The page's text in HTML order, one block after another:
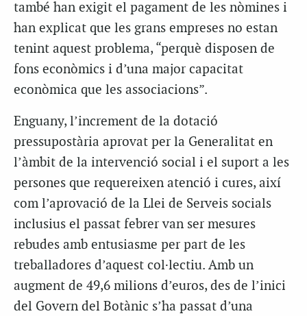
també han exigit el pagament de les nòmines i
han explicat que les grans empreses no estan
tenint aquest problema, “perquè disposen de
fons econòmics i d’una major capacitat
econòmica que les associacions”.
Enguany, l’increment de la dotació
pressupostària aprovat per la Generalitat en
l’àmbit de la intervenció social i el suport a les
persones que requereixen atenció i cures, així
com l’aprovació de la Llei de Serveis socials
inclusius el passat febrer van ser mesures
rebudes amb entusiasme per part de les
treballadores d’aquest col·lectiu. Amb un
augment de 49,6 milions d’euros, des de l’inici
del Govern del Botànic s’ha passat d’una